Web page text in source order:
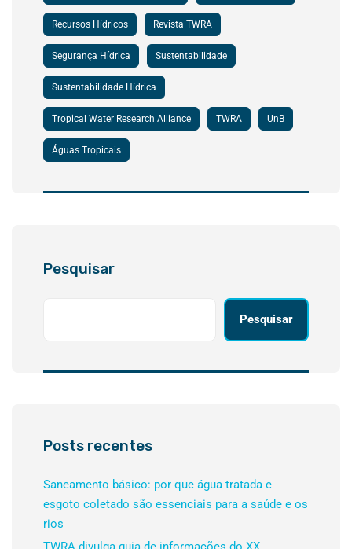
Recursos Hídricos Revista TWRA
Segurança Hídrica Sustentabilidade
Sustentabilidade Hídrica
Tropical Water Research Alliance TWRA UnB
Águas Tropicais
Pesquisar
Pesquisar
Posts recentes
Saneamento básico: por que água tratada e
esgoto coletado são essenciais para a saúde e os
rios